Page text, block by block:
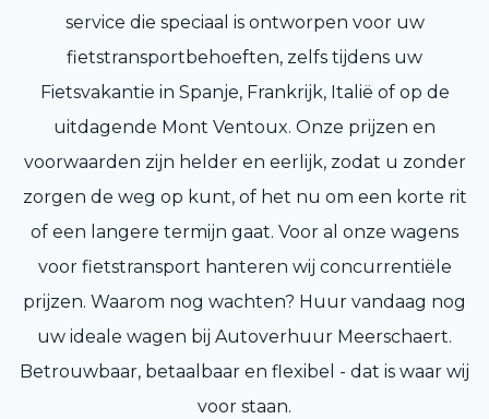
service die speciaal is ontworpen voor uw
fietstransportbehoeften, zelfs tijdens uw
Fietsvakantie in Spanje, Frankrijk, Italië of op de
uitdagende Mont Ventoux. Onze prijzen en
voorwaarden zijn helder en eerlijk, zodat u zonder
zorgen de weg op kunt, of het nu om een korte rit
of een langere termijn gaat. Voor al onze wagens
voor fietstransport hanteren wij concurrentiële
prijzen. Waarom nog wachten? Huur vandaag nog
uw ideale wagen bij Autoverhuur Meerschaert.
Betrouwbaar, betaalbaar en flexibel - dat is waar wij
voor staan.